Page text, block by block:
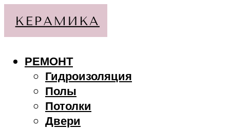
РЕМОНТ
Гидроизоляция
Полы
Потолки
Двери